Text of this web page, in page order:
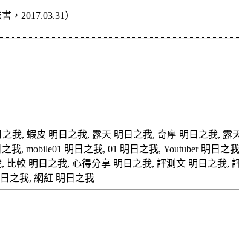
2017.03.31）
我, 蝦皮 明日之我, 露天 明日之我, 奇摩 明日之我,
, mobile01 明日之我, 01 明日之我, Youtuber 明日
較 明日之我, 心得分享 明日之我, 評測文 明日之我,
之我, 網紅 明日之我